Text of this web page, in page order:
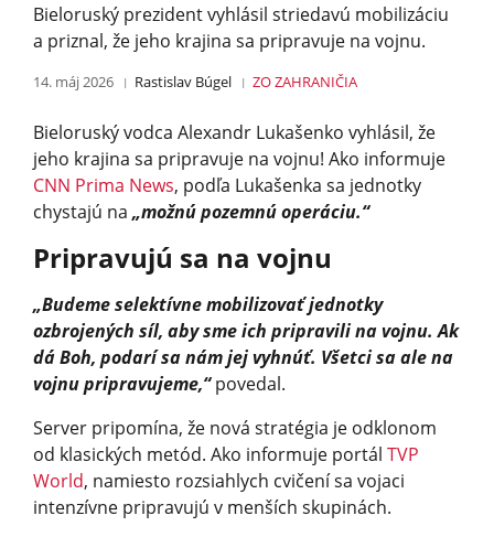
Bieloruský prezident vyhlásil striedavú mobilizáciu
a priznal, že jeho krajina sa pripravuje na vojnu.
14. máj 2026 Rastislav Búgel ZO ZAHRANIČIA
Bieloruský vodca Alexandr Lukašenko vyhlásil, že
jeho krajina sa pripravuje na vojnu! Ako informuje
CNN Prima News, podľa Lukašenka sa jednotky
chystajú na „možnú pozemnú operáciu.“
Pripravujú sa na vojnu
„Budeme selektívne mobilizovať jednotky
ozbrojených síl, aby sme ich pripravili na vojnu. Ak
dá Boh, podarí sa nám jej vyhnúť. Všetci sa ale na
vojnu pripravujeme,“povedal.
Server pripomína, že nová stratégia je odklonom
od klasických metód. Ako informuje portál TVP
World, namiesto rozsiahlych cvičení sa vojaci
intenzívne pripravujú v menších skupinách.